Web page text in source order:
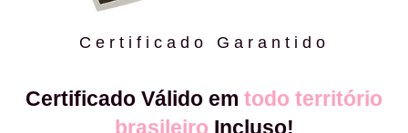
Certificado Garantido
Certificado Válido em todo território
brasileiro Incluso!